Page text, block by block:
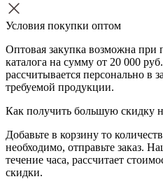
Условия покупки оптом
Оптовая закупка возможна при
каталога на сумму от 20 000
рассчитывается персонально в
требуемой продукции.
Как получить большую скидку
Добавьте в корзину то
необходимо, отправьте заказ.
течение часа, рассчитает
скидки.